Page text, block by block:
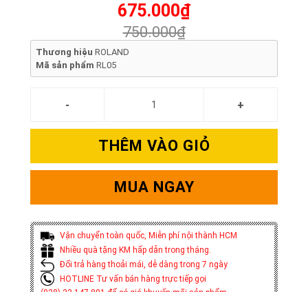
675.000₫
750.000₫
Thương hiệu ROLAND
Mã sản phẩm RL05
THÊM VÀO GIỎ
MUA NGAY
Vận chuyển toàn quốc, Miễn phí nội thành HCM
Nhiều quà tặng KM hấp dẫn trong tháng.
Đổi trả hàng thoải mái, dễ dàng trong 7 ngày
HOTLINE Tư vấn bán hàng trực tiếp gọi